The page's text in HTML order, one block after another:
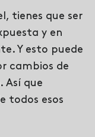
tienes que ser
y en
Y esto puede
cambios de
que
todos esos